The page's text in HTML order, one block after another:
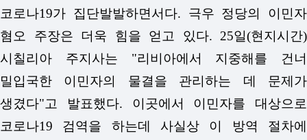
코로나19가 집단발발하면서다. 극우 정당의 이민자
혐오 주장은 더욱 힘을 얻고 있다. 25일(현지시간)
시칠리아 주지사는 "리비아에서 지중해를 건너
밀입국한 이민자의 물결을 관리하는 데 문제가
생겼다"고 발표했다. 이곳에서 이민자를 대상으로
코로나19 검역을 하는데 사실상 이 방역 절차에